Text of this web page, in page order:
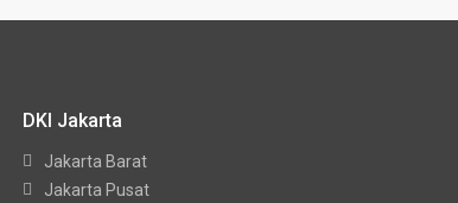
DKI Jakarta
Jakarta Barat
Jakarta Pusat